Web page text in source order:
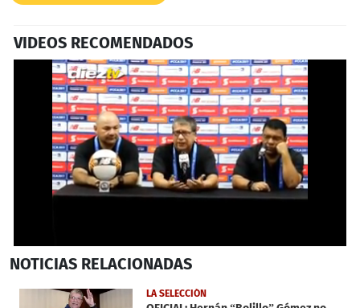
VIDEOS RECOMENDADOS
seconds
2
NOTICIAS RELACIONADAS
LA SELECCIÓN